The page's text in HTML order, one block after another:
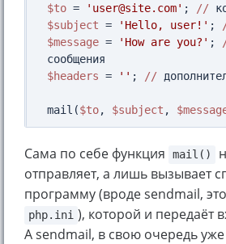
$to = 'user@site.com' ; //
$subject = 'Hello, user!' ;
$message = 'How are you?' ;
$headers = '' ; //
mail($to, $subject ,
Сама по себе функция mail()
отправляет, а лишь вызывает
программу (вроде sendmail,
php.ini ), которой и передаёт
А sendmail, в свою очередь